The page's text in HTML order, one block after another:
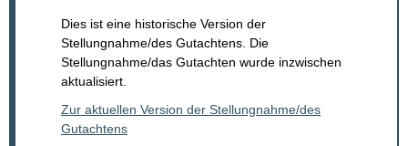
Dies ist eine historische Version der
Stellungnahme/des Gutachtens. Die
Stellungnahme/das Gutachten wurde inzwischen
aktualisiert.
Zur aktuellen Version der Stellungnahme/des
Gutachtens